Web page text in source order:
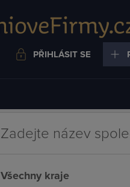
PŘIHLÁSIT SE
Všechny kraje